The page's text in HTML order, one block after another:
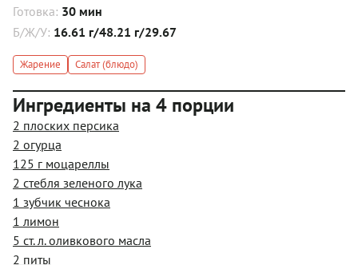
Готовка: 30 мин
Б/Ж/У: 16.61 г/48.21 г/29.67
Жарение Салат (блюдо)
Ингредиенты на 4 порции
2 плоских персика
2 огурца
125 г моцареллы
2 стебля зеленого лука
1 зубчик чеснока
1 лимон
5 ст. л. оливкового масла
2 питы